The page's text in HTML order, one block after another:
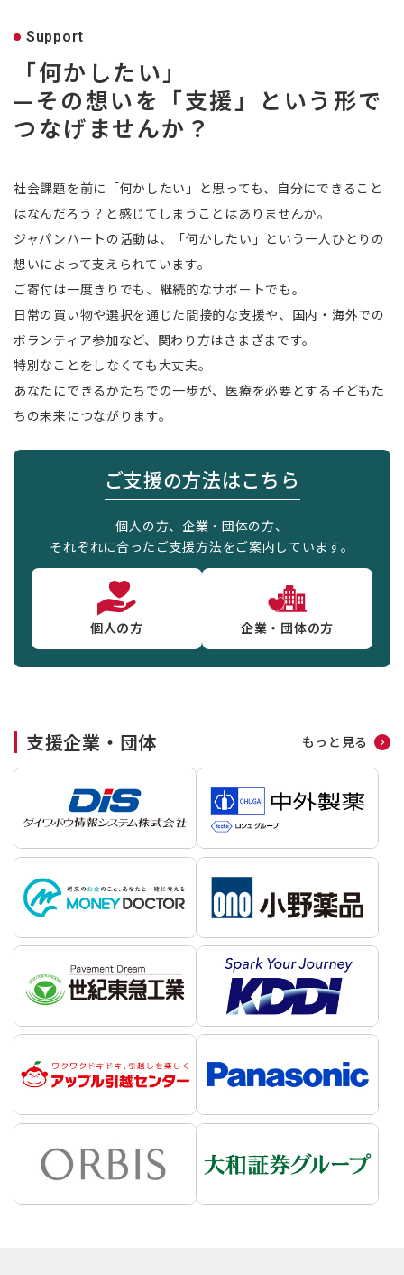
Support
「何かしたい」
—その想いを「支援」という形で
つなげませんか？
社会課題を前に「何かしたい」と思っても、自分にできること
はなんだろう？と感じてしまうことはありませんか。
ジャパンハートの活動は、「何かしたい」という一人ひとりの
想いによって支えられています。
ご寄付は一度きりでも、継続的なサポートでも。
日常の買い物や選択を通じた間接的な支援や、国内・海外での
ボランティア参加など、関わり方はさまざまです。
特別なことをしなくても大丈夫。
あなたにできるかたちでの一歩が、医療を必要とする子どもた
ちの未来につながります。
ご支援の方法はこちら
個人の方、企業・団体の方、
それぞれに合ったご支援方法をご案内しています。
個人の方 企業・団体の方
支援企業・団体 もっと見る